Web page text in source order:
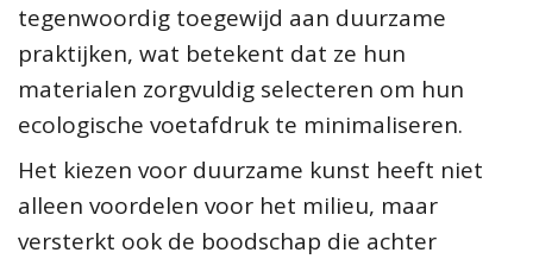
tegenwoordig toegewijd aan duurzame
praktijken, wat betekent dat ze hun
materialen zorgvuldig selecteren om hun
ecologische voetafdruk te minimaliseren.
Het kiezen voor duurzame kunst heeft niet
alleen voordelen voor het milieu, maar
versterkt ook de boodschap die achter